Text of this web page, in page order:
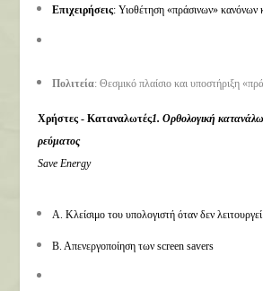
Επιχειρήσεις: Υιοθέτηση «πράσινων»
Πολιτεία: Θεσμικό πλαίσιο και υποστήριξη
Χρήστες - Καταναλωτές1. Ορθολογική
ρεύματος
Save Energy
Α. Κλείσιμο του υπολογιστή όταν δεν λειτουργεί
Β. Απενεργοποίηση των screen savers